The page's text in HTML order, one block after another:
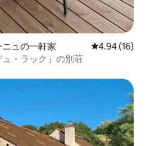
ュの一軒家 レビュー16
4.94 (16)
ュ・ラック」の別荘